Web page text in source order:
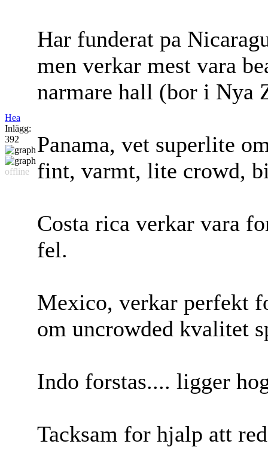
Hea
Inlägg:
392
offline
Har funderat pa
men verkar mest vara
narmare hall (bor i Nya
Panama, vet superlite
fint, varmt, lite crowd,
Costa rica verkar vara
fel.
Mexico, verkar perfekt
om uncrowded kvalitet
Indo forstas.... ligger
Tacksam for hjalp att